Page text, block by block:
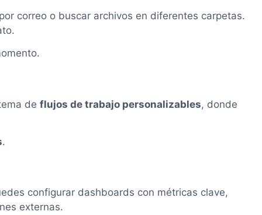
correo o buscar archivos en diferentes carpetas.
de flujos de trabajo personalizables, donde
.
configurar dashboards con métricas clave,
externas.